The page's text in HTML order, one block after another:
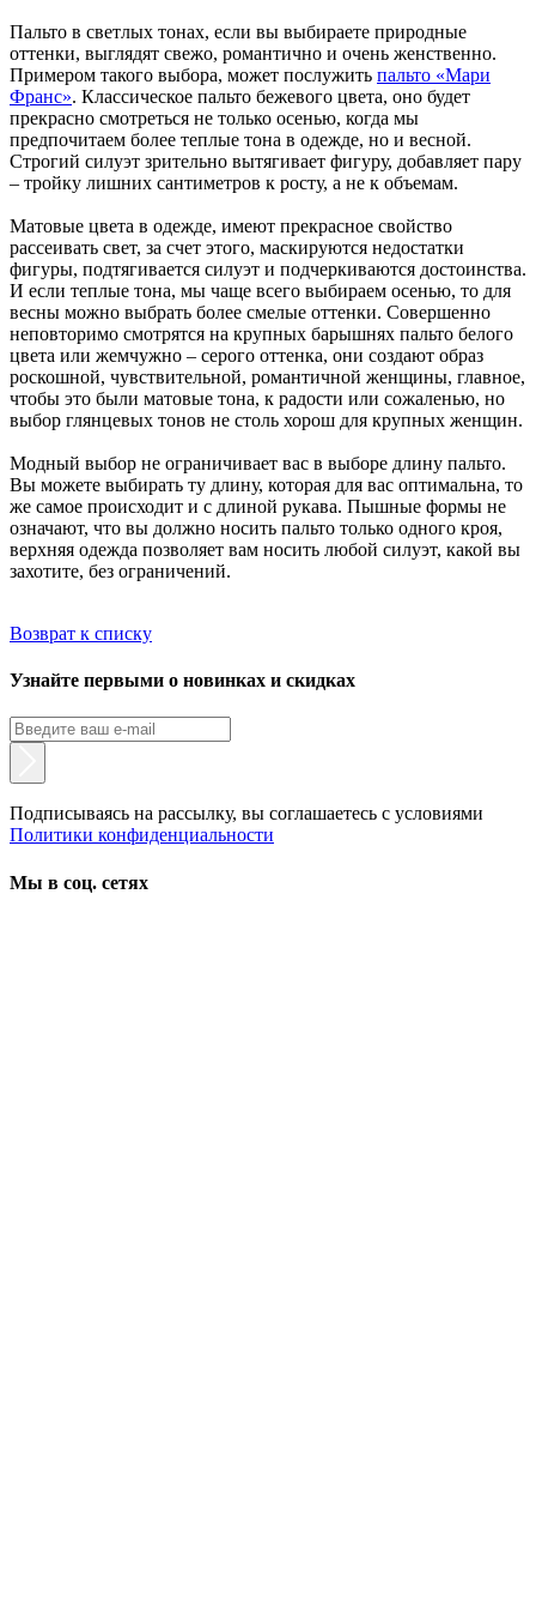
Пальто в светлых тонах, если вы выбираете природные
оттенки, выглядят свежо, романтично и очень женственно.
Примером такого выбора, может послужить пальто «Мари
Франс». Классическое пальто бежевого цвета, оно будет
прекрасно смотреться не только осенью, когда мы
предпочитаем более теплые тона в одежде, но и весной.
Строгий силуэт зрительно вытягивает фигуру, добавляет пару
– тройку лишних сантиметров к росту, а не к объемам.
Матовые цвета в одежде, имеют прекрасное свойство
рассеивать свет, за счет этого, маскируются недостатки
фигуры, подтягивается силуэт и подчеркиваются достоинства.
И если теплые тона, мы чаще всего выбираем осенью, то для
весны можно выбрать более смелые оттенки. Совершенно
неповторимо смотрятся на крупных барышнях пальто белого
цвета или жемчужно – серого оттенка, они создают образ
роскошной, чувствительной, романтичной женщины, главное,
чтобы это были матовые тона, к радости или сожаленью, но
выбор глянцевых тонов не столь хорош для крупных женщин.
Модный выбор не ограничивает вас в выборе длину пальто.
Вы можете выбирать ту длину, которая для вас оптимальна, то
же самое происходит и с длиной рукава. Пышные формы не
означают, что вы должно носить пальто только одного кроя,
верхняя одежда позволяет вам носить любой силуэт, какой вы
захотите, без ограничений.
Возврат к списку
Узнайте первыми о новинках и скидках
Подписываясь на рассылку, вы соглашаетесь с условиями
Политики конфиденциальности
Мы в соц. сетях